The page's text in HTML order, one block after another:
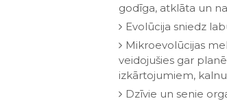
godīga, atklāta un
Evolūcija sniedz
Mikroevolūcijas
veidojušies gar
izkārtojumiem,
Dzīvie un senie